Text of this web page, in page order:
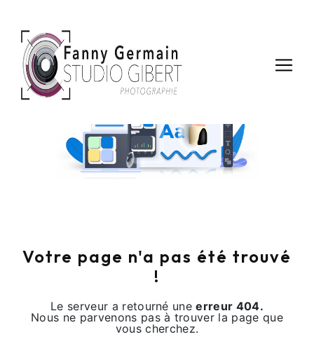
Votre page n'a pas été trouvé
!
Le serveur a retourné uneerreur 404.
Nous ne parvenons pas à trouver la page que
vous cherchez.